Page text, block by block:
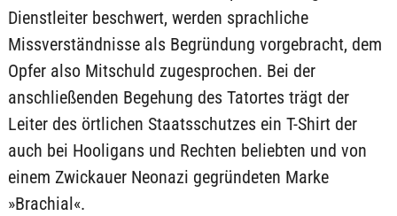
Dienstleiter beschwert, werden sprachliche
Missverständnisse als Begründung vorgebracht, dem
Opfer also Mitschuld zugesprochen. Bei der
anschließenden Begehung des Tatortes trägt der
Leiter des örtlichen Staatsschutzes ein T-Shirt der
auch bei Hooligans und Rechten beliebten und von
einem Zwickauer Neonazi gegründeten Marke
»Brachial«.